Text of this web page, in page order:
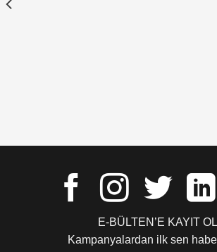
E-BÜLTEN’E KAYIT OL
Kampanyalardan ilk sen